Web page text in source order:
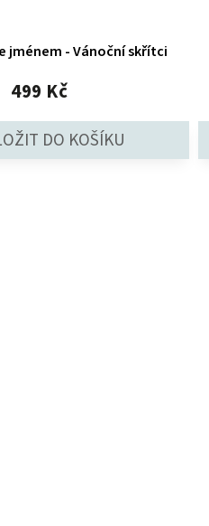
jménem - Vánoční skřítci
499 Kč